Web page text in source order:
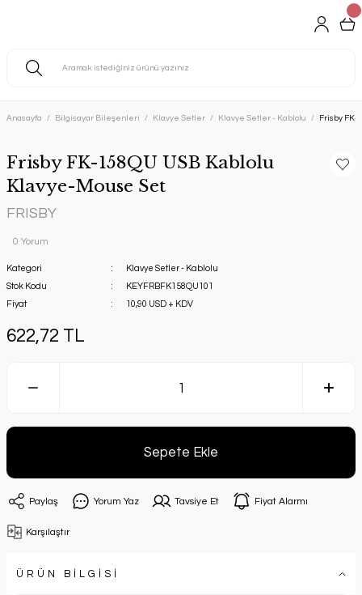
Anasayfa Bilgisayar Bileşenleri Klavye Setler Klavye Setler - Kablolu Frisby FK-
Frisby FK-158QU USB Kablolu
Klavye-Mouse Set
FRISBY
0 Yorum
Kategori
Klavye Setler - Kablolu
Stok Kodu
KEYFRBFK158QU101
Fiyat
10,90 USD + KDV
622,72 TL
Sepete Ekle
Paylaş Yorum Yaz Tavsiye Et Fiyat Alarmı
Karşılaştır
ÜRÜN BİLGİSİ